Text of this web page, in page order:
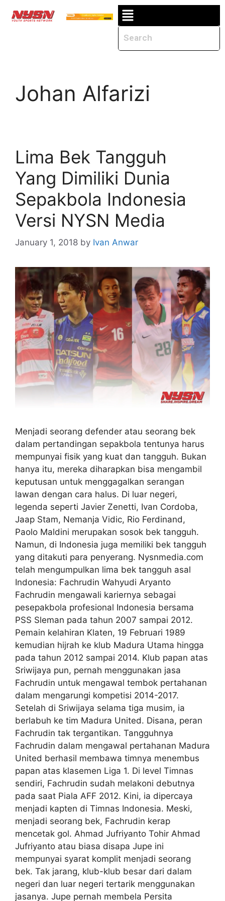
Johan Alfarizi
Lima Bek Tangguh
Yang Dimiliki Dunia
Sepakbola Indonesia
Versi NYSN Media
January 1, 2018 by Ivan Anwar
Menjadi seorang defender atau seorang bek
dalam pertandingan sepakbola tentunya harus
mempunyai fisik yang kuat dan tangguh. Bukan
hanya itu, mereka diharapkan bisa mengambil
keputusan untuk menggagalkan serangan
lawan dengan cara halus. Di luar negeri,
legenda seperti Javier Zenetti, Ivan Cordoba,
Jaap Stam, Nemanja Vidic, Rio Ferdinand,
Paolo Maldini merupakan sosok bek tangguh.
Namun, di Indonesia juga memiliki bek tangguh
yang ditakuti para penyerang. Nysnmedia.com
telah mengumpulkan lima bek tangguh asal
Indonesia: Fachrudin Wahyudi Aryanto
Fachrudin mengawali kariernya sebagai
pesepakbola profesional Indonesia bersama
PSS Sleman pada tahun 2007 sampai 2012.
Pemain kelahiran Klaten, 19 Februari 1989
kemudian hijrah ke klub Madura Utama hingga
pada tahun 2012 sampai 2014. Klub papan atas
Sriwijaya pun, pernah menggunakan jasa
Fachrudin untuk mengawal tembok pertahanan
dalam mengarungi kompetisi 2014-2017.
Setelah di Sriwijaya selama tiga musim, ia
berlabuh ke tim Madura United. Disana, peran
Fachrudin tak tergantikan. Tangguhnya
Fachrudin dalam mengawal pertahanan Madura
United berhasil membawa timnya menembus
papan atas klasemen Liga 1. Di level Timnas
sendiri, Fachrudin sudah melakoni debutnya
pada saat Piala AFF 2012. Kini, ia dipercaya
menjadi kapten di Timnas Indonesia. Meski,
menjadi seorang bek, Fachrudin kerap
mencetak gol. Ahmad Jufriyanto Tohir Ahmad
Jufriyanto atau biasa disapa Jupe ini
mempunyai syarat komplit menjadi seorang
bek. Tak jarang, klub-klub besar dari dalam
negeri dan luar negeri tertarik menggunakan
jasanya. Jupe pernah membela Persita